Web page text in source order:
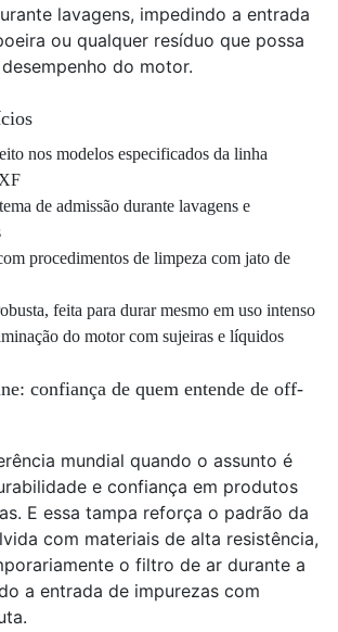
lavagens, impedindo a entrada
ou qualquer resíduo que possa
do motor.
nos modelos especificados da linha
de admissão durante lavagens e
procedimentos de limpeza com jato de
feita para durar mesmo em uso intenso
do motor com sujeiras e líquidos
confiança de quem entende de off-
mundial quando o assunto é
e confiança em produtos
E essa tampa reforça o padrão da
com materiais de alta resistência,
o filtro de ar durante a
a entrada de impurezas com